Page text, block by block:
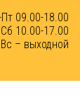
09.00-18.00
Сб 10.00-17.00
Вс – выходной